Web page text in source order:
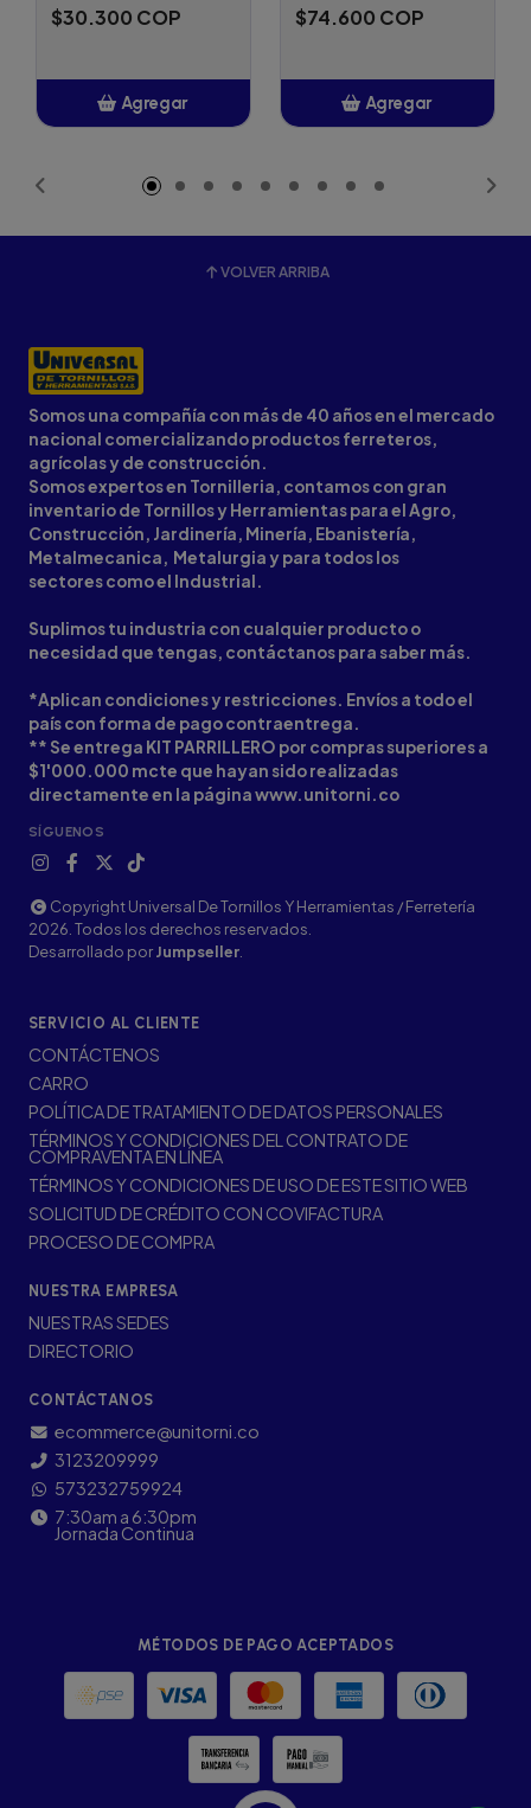
$30.300 COP
Agregar
$74.600 COP
Agregar
VOLVER ARRIBA
Somos una compañía con más de 40 años en el mercado
nacional comercializando productos ferreteros,
agrícolas y de construcción.
Somos expertos en Tornilleria, contamos con gran
inventario de Tornillos y Herramientas para el Agro,
Construcción, Jardinería, Minería, Ebanistería,
Metalmecanica, Metalurgia y para todos los
sectores como el Industrial.
Suplimos tu industria con cualquier producto o
necesidad que tengas, contáctanos para saber más.
*Aplican condiciones y restricciones. Envíos a todo el
país con forma de pago contraentrega.
** Se entrega KIT PARRILLERO por compras superiores a
$1'000.000 mcte que hayan sido realizadas
directamente en la página www.unitorni.co
SÍGUENOS
Copyright Universal De Tornillos Y Herramientas / Ferretería
2026. Todos los derechos reservados.
Desarrollado porJumpseller
SERVICIO AL CLIENTE
CONTÁCTENOS
CARRO
POLÍTICA DE TRATAMIENTO DE DATOS PERSONALES
TÉRMINOS Y CONDICIONES DEL CONTRATO DE
COMPRAVENTA EN LÍNEA
TÉRMINOS Y CONDICIONES DE USO DE ESTE SITIO WEB
SOLICITUD DE CRÉDITO CON COVIFACTURA
PROCESO DE COMPRA
NUESTRA EMPRESA
NUESTRAS SEDES
DIRECTORIO
CONTÁCTANOS
ecommerce@unitorni.co
3123209999
573232759924
7:30am a 6:30pm
Jornada Continua
MÉTODOS DE PAGO ACEPTADOS